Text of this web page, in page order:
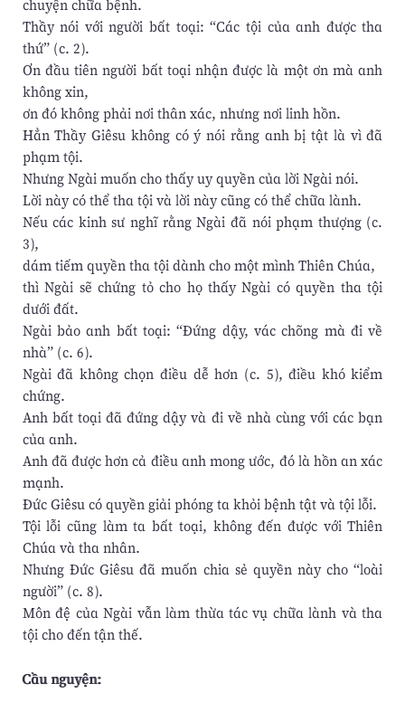
chuyện chữa bệnh.
Thầy nói với người bất toại: “Các tội của anh được tha
thứ” (c. 2).
Ơn đầu tiên người bất toại nhận được là một ơn mà anh
không xin,
ơn đó không phải nơi thân xác, nhưng nơi linh hồn.
Hẳn Thầy Giêsu không có ý nói rằng anh bị tật là vì đã
phạm tội.
Nhưng Ngài muốn cho thấy uy quyền của lời Ngài nói.
Lời này có thể tha tội và lời này cũng có thể chữa lành.
Nếu các kinh sư nghĩ rằng Ngài đã nói phạm thượng (c.
3),
dám tiếm quyền tha tội dành cho một mình Thiên Chúa,
thì Ngài sẽ chứng tỏ cho họ thấy Ngài có quyền tha tội
dưới đất.
Ngài bảo anh bất toại: “Đứng dậy, vác chõng mà đi về
nhà” (c. 6).
Ngài đã không chọn điều dễ hơn (c. 5), điều khó kiểm
chứng.
Anh bất toại đã đứng dậy và đi về nhà cùng với các bạn
của anh.
Anh đã được hơn cả điều anh mong ước, đó là hồn an xác
mạnh.
Đức Giêsu có quyền giải phóng ta khỏi bệnh tật và tội lỗi.
Tội lỗi cũng làm ta bất toại, không đến được với Thiên
Chúa và tha nhân.
Nhưng Đức Giêsu đã muốn chia sẻ quyền này cho “loài
người” (c. 8).
Môn đệ của Ngài vẫn làm thừa tác vụ chữa lành và tha
tội cho đến tận thế.
Cầu nguyện: